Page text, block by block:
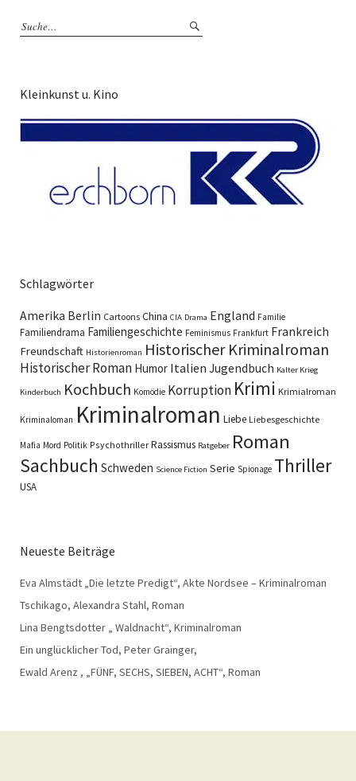
Kleinkunst u. Kino
Schlagwörter
Amerika Berlin Cartoons China CIA Drama England Familie
Familiendrama Familiengeschichte Feminismus Frankfurt Frankreich
Freundschaft Historienroman Historischer Kriminalroman
Historischer Roman Humor Italien Jugendbuch Kalter Krieg
Kinderbuch Kochbuch Komödie Korruption Krimi Krimialroman
Kriminaloman Kriminalroman Liebe Liebesgeschichte
Mafia Mord Politik Psychothriller Rassismus Ratgeber Roman
Sachbuch Schweden Science Fiction Serie Spionage Thriller
USA
Neueste Beiträge
Eva Almstädt „Die letzte Predigt“, Akte Nordsee – Kriminalroman
Tschikago, Alexandra Stahl, Roman
Lina Bengtsdotter „ Waldnacht“, Kriminalroman
Ein unglücklicher Tod, Peter Grainger,
Ewald Arenz , „FÜNF, SECHS, SIEBEN, ACHT“, Roman